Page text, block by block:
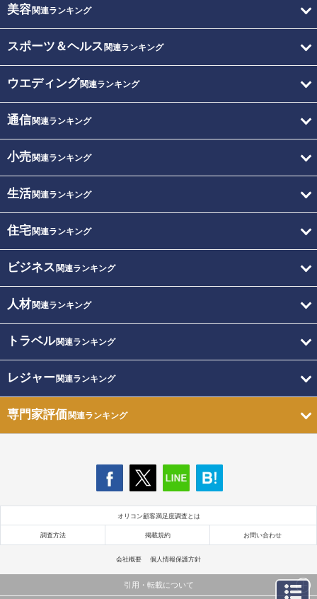
美容関連ランキング
スポーツ＆ヘルス 関連ランキング
ウエディング関連ランキング
通信関連ランキング
小売関連ランキング
生活関連ランキング
住宅関連ランキング
ビジネス 関連ランキング
人材関連ランキング
トラベル関連ランキング
レジャー関連ランキング
専門家評価関連ランキング
オリコン顧客満足度調査とは
調査方法 掲載規約 お問い合わせ
会社概要 個人情報保護方針
引用・転載について